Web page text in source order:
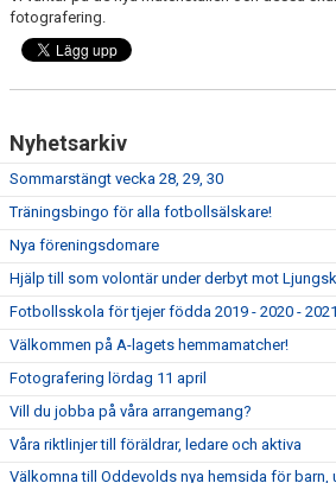
fotografering.
Nyhetsarkiv
Sommarstängt vecka 28, 29, 30
Träningsbingo för alla fotbollsälskare!
Nya föreningsdomare
Hjälp till som volontär under derbyt mot
Fotbollsskola för tjejer födda 2019 - 2020 - 2021
Välkommen på A-lagets hemmamatcher!
Fotografering lördag 11 april
Vill du jobba på våra arrangemang?
Våra riktlinjer till föräldrar, ledare och aktiva
Välkomna till Oddevolds nya hemsida för barn,